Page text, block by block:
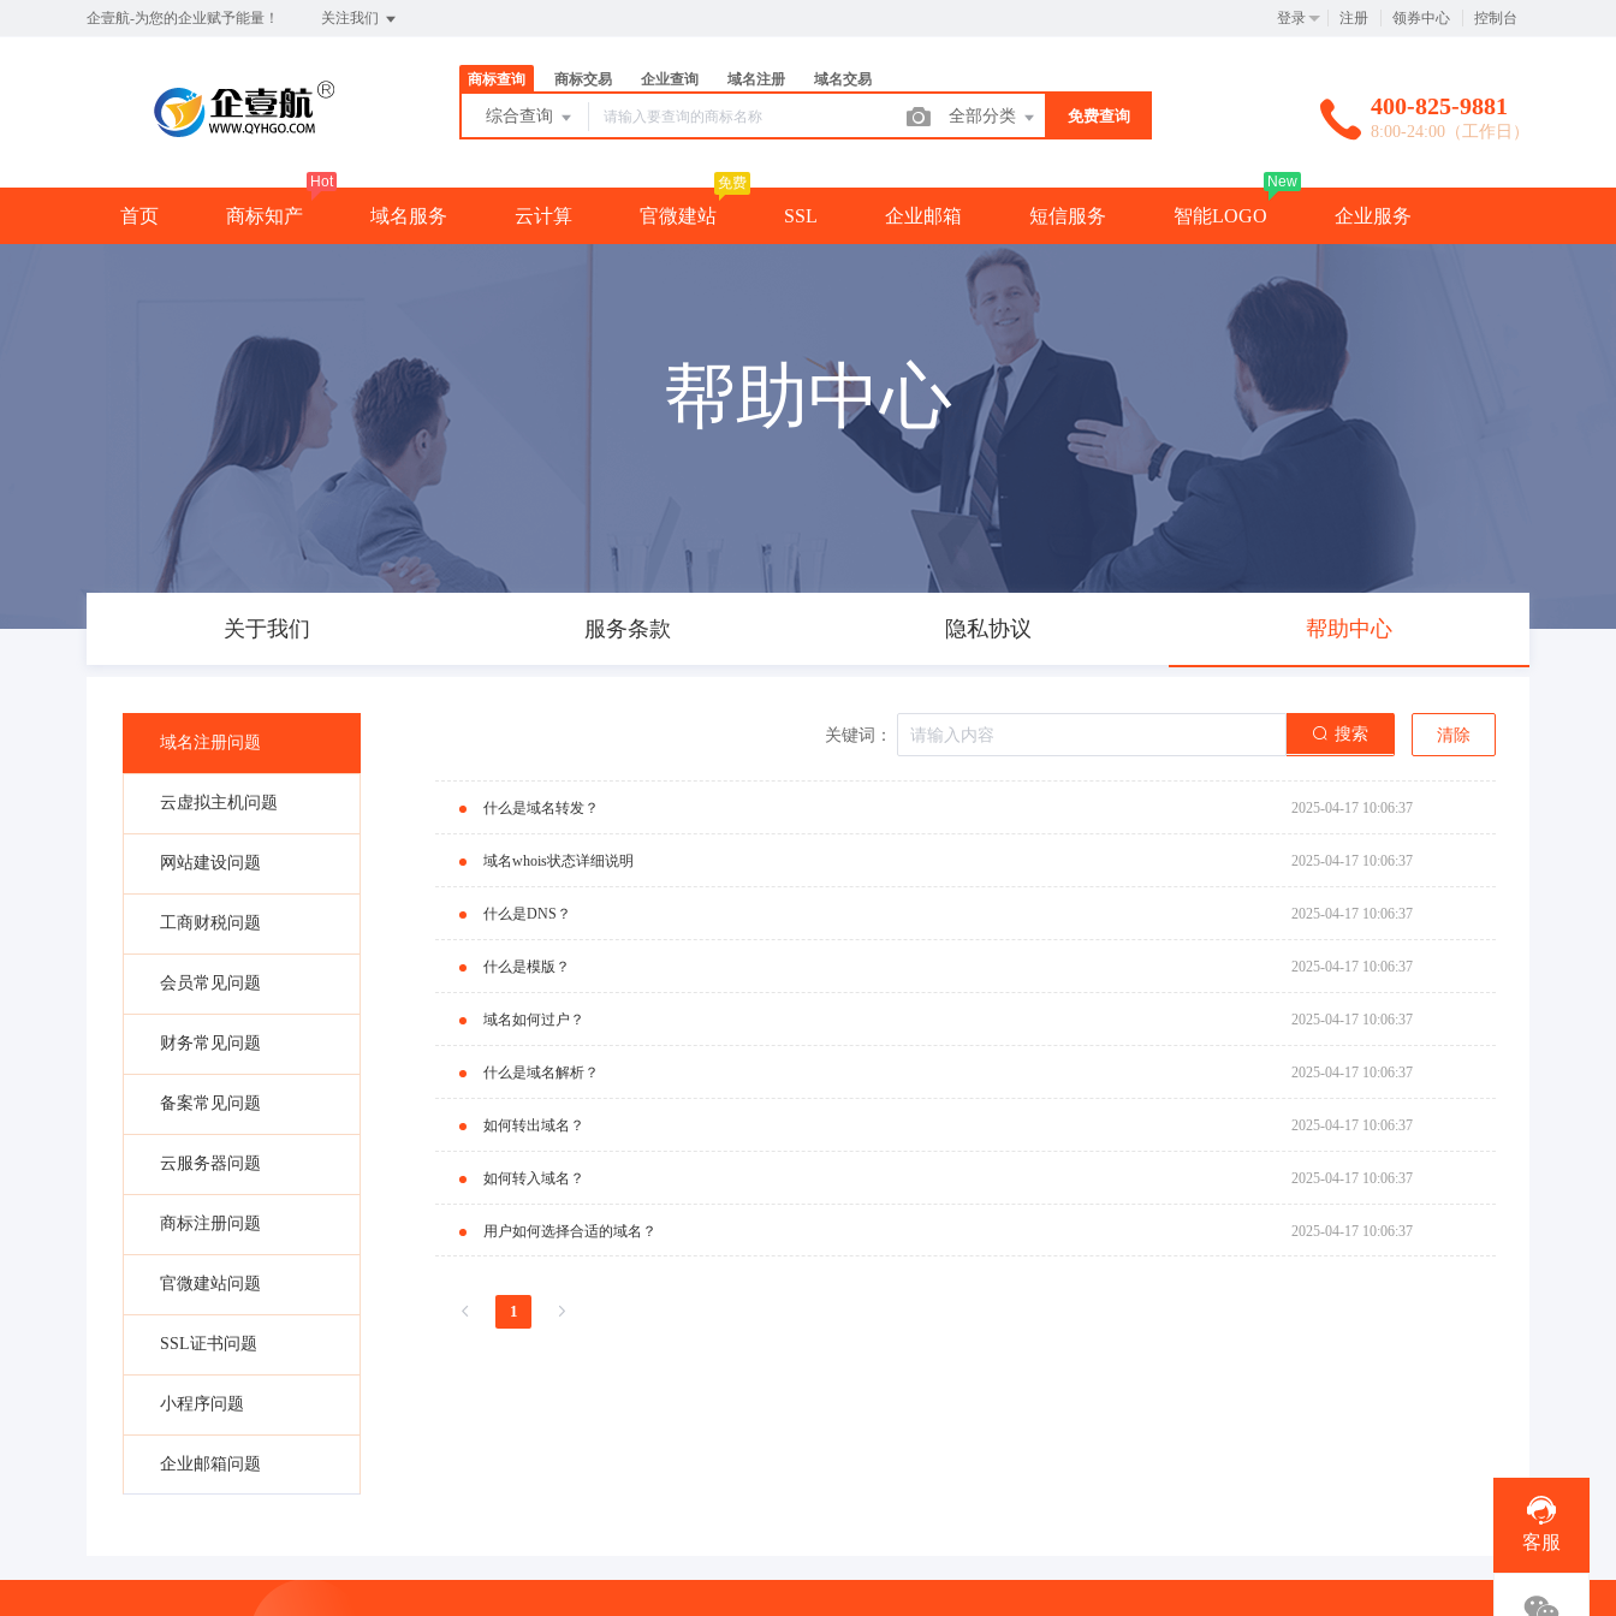
企壹航-为您的企业赋予能量！ 关注我们 登录 注册 领券中心 控制台
商标查询 商标交易 企业查询 域名注册 域名交易
综合查询 全部分类 免费查询 400-825-9881
8:00-24:00（工作日）
首页 商标知产
Hot
域名服务 云计算 官微建站
免费
SSL 企业邮箱 短信服务 智能LOGO
New
企业服务
帮助中心
关于我们 服务条款 隐私协议 帮助中心
域名注册问题
云虚拟主机问题
网站建设问题
工商财税问题
会员常见问题
财务常见问题
备案常见问题
云服务器问题
商标注册问题
官微建站问题
SSL证书问题
小程序问题
企业邮箱问题
关键词： 搜索 清除
什么是域名转发？ 2025-04-17 10:06:37
域名whois状态详细说明 2025-04-17 10:06:37
什么是DNS？ 2025-04-17 10:06:37
什么是模版？ 2025-04-17 10:06:37
域名如何过户？ 2025-04-17 10:06:37
什么是域名解析？ 2025-04-17 10:06:37
如何转出域名？ 2025-04-17 10:06:37
如何转入域名？ 2025-04-17 10:06:37
用户如何选择合适的域名？ 2025-04-17 10:06:37
1
客服